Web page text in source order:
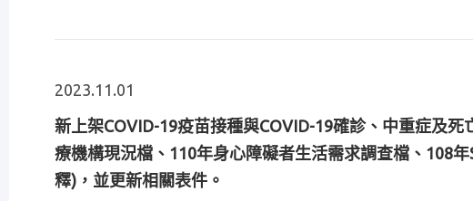
2023.11.01
新上架COVID-19疫苗接種與COVID-19確診、中重症及
療機構現況檔、110年身心障礙者生活需求調查檔、108
釋)，並更新相關表件。